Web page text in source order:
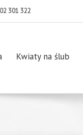
301 322
Kwiaty na ślub